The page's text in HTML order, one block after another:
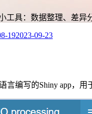
工具：数据整理、差异
192023-09-23
言编写的Shiny app，